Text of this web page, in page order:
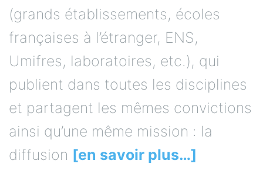
(grands établissements, écoles
françaises à l’étranger, ENS,
Umifres, laboratoires, etc.), qui
publient dans toutes les disciplines
et partagent les mêmes convictions
ainsi qu’une même mission : la
diffusion [en savoir plus…]